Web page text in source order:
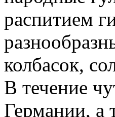
распитием
колбасок,
В течение
Германии, а